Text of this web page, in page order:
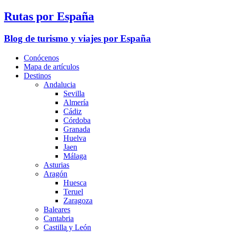
Rutas por España
Blog de turismo y viajes por España
Conócenos
Mapa de artículos
Destinos
Andalucia
Sevilla
Almería
Cádiz
Córdoba
Granada
Huelva
Jaen
Málaga
Asturias
Aragón
Huesca
Teruel
Zaragoza
Baleares
Cantabria
Castilla y León